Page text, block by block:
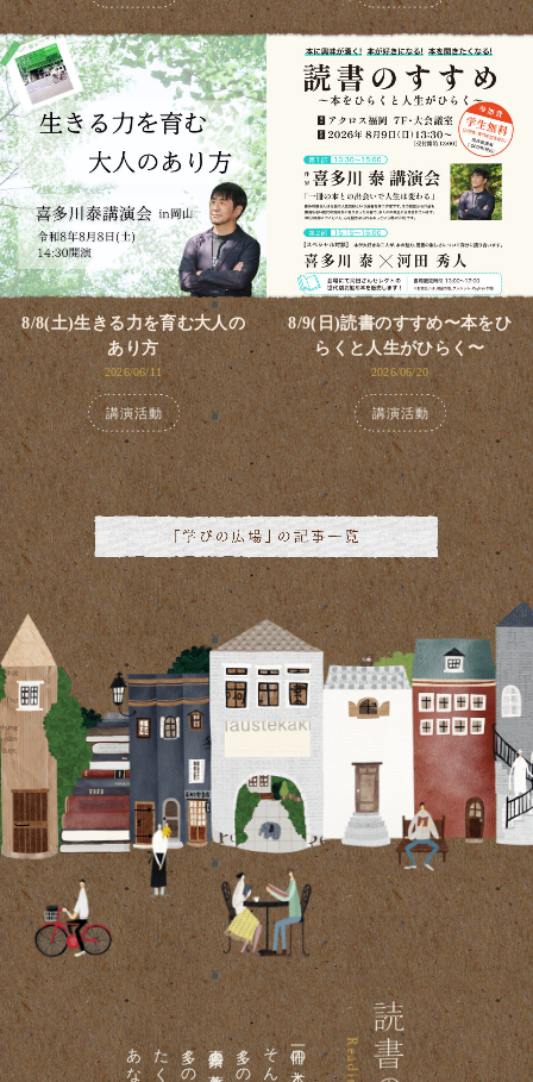
8/8(土)生きる力を育む大人の
あり方
2026/06/11
講演活動
8/9(日)読書のすすめ〜本をひ
らくと人生がひらく〜
2026/06/20
講演活動